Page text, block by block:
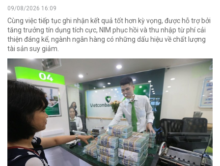
09/08/2026 16:09
Cùng việc tiếp tục ghi nhận kết quả tốt hơn kỳ vọng, được hỗ trợ bởi
tăng trưởng tín dụng tích cực, NIM phục hồi và thu nhập từ phí cải
thiện đáng kể, ngành ngân hàng có những dấu hiệu về chất lượng
tài sản suy giảm.